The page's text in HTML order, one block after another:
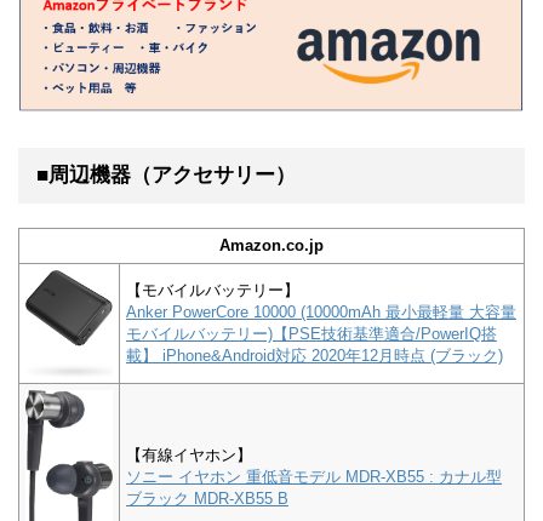
■周辺機器（アクセサリー）
Amazon.co.jp
【モバイルバッテリー】
Anker PowerCore 10000 (10000mAh 最小最軽量 大容量
モバイルバッテリー)【PSE技術基準適合/PowerIQ搭
載】 iPhone&Android対応 2020年12月時点 (ブラック)
【有線イヤホン】
ソニー イヤホン 重低音モデル MDR-XB55 : カナル型
ブラック MDR-XB55 B